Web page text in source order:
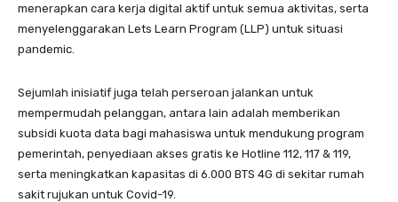
menerapkan cara kerja digital aktif untuk semua aktivitas, serta
menyelenggarakan Lets Learn Program (LLP) untuk situasi
pandemic.
Sejumlah inisiatif juga telah perseroan jalankan untuk
mempermudah pelanggan, antara lain adalah memberikan
subsidi kuota data bagi mahasiswa untuk mendukung program
pemerintah, penyediaan akses gratis ke Hotline 112, 117 & 119,
serta meningkatkan kapasitas di 6.000 BTS 4G di sekitar rumah
sakit rujukan untuk Covid-19.